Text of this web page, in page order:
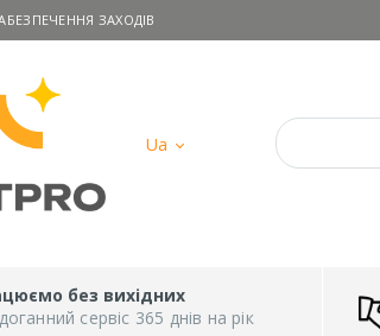
ЗАХОДІВ
Ua
без вихідних
сервіс 365 днів на рік